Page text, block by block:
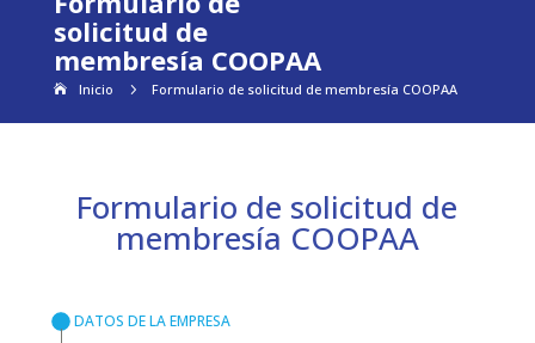
solicitud de
membresía COOPAA
Inicio 5 Formulario de solicitud de membresía COOPAA
Formulario de solicitud de
membresía COOPAA
DATOS DE LA EMPRESA